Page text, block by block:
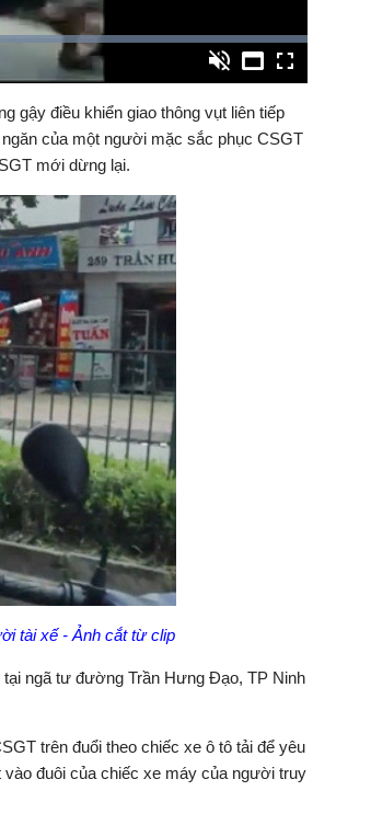
Toàn
màn
Bật
âm
gậy điều khiển giao thông vụt liên tiếp
của một người mặc sắc phục CSGT
mới dừng lại.
tài xế - Ảnh cắt từ clip
ngã tư đường Trần Hưng Đạo, TP Ninh
trên đuổi theo chiếc xe ô tô tải để yêu
đuôi của chiếc xe máy của người truy